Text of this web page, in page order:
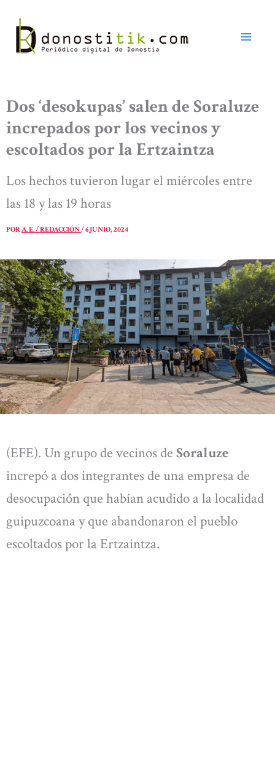
contenido
Dos ‘desokupas’ salen de Soraluze
increpados por los vecinos y
escoltados por la Ertzaintza
Los hechos tuvieron lugar el miércoles entre
las 18 y las 19 horas
PORA. E. / REDACCIÓN/6 JUNIO, 2024
(EFE). Un grupo de vecinos de Soraluze
increpó a dos integrantes de una empresa de
desocupación que habían acudido a la localidad
guipuzcoana y que abandonaron el pueblo
escoltados por la Ertzaintza.